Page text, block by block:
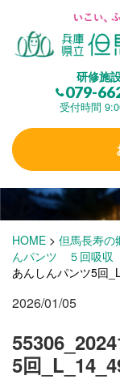
研修施
079-
受付時間
但馬長寿の郷と
(研修施設)
楽しむ
学 ぶ(健康福祉)
泊まる(宿泊)
施設・料金
HOME > 但馬長寿の
んパンツ ５回吸
あんしんパンツ5回
2026/01/05
5回